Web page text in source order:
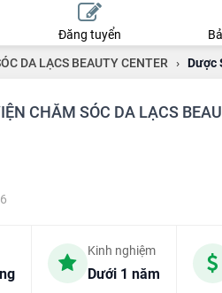
Đăng tuyển
DA LẠCS BEAUTY CENTER › Dược
CHĂM SÓC DA LẠCS
Kinh nghiệm
Dưới 1 năm